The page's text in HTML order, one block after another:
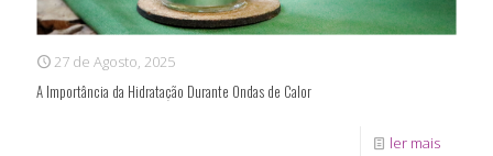
27 de Agosto, 2025
A Importância da Hidratação Durante Ondas de Calor
ler mais